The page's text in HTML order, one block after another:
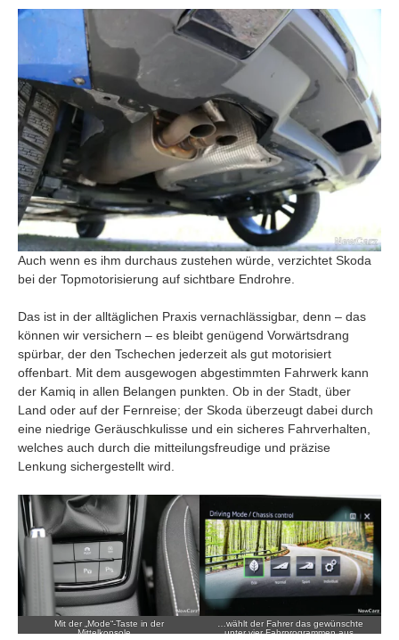
Auch wenn es ihm durchaus zustehen würde, verzichtet Skoda
bei der Topmotorisierung auf sichtbare Endrohre.
Das ist in der alltäglichen Praxis vernachlässigbar, denn – das
können wir versichern – es bleibt genügend Vorwärtsdrang
spürbar, der den Tschechen jederzeit als gut motorisiert
offenbart. Mit dem ausgewogen abgestimmten Fahrwerk kann
der Kamiq in allen Belangen punkten. Ob in der Stadt, über
Land oder auf der Fernreise; der Skoda überzeugt dabei durch
eine niedrige Geräuschkulisse und ein sicheres Fahrverhalten,
welches auch durch die mitteilungsfreudige und präzise
Lenkung sichergestellt wird.
Mit der „Mode“-Taste in der
Mittelkonsole…
…wählt der Fahrer das gewünschte
unter vier Fahrprogrammen aus.